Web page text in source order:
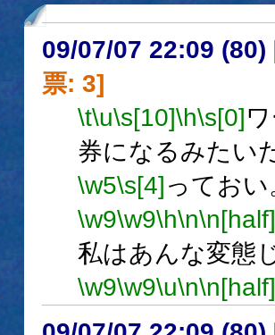
09/07/07 22:09 (80)
票: 3]
\t\u\s[10]\h\s[0]
券になるみたい
\w5\s[4]っておい
\w9\w9\h\n\n[half]
私はあんな変態
\w9\w9\u\n\n[half]